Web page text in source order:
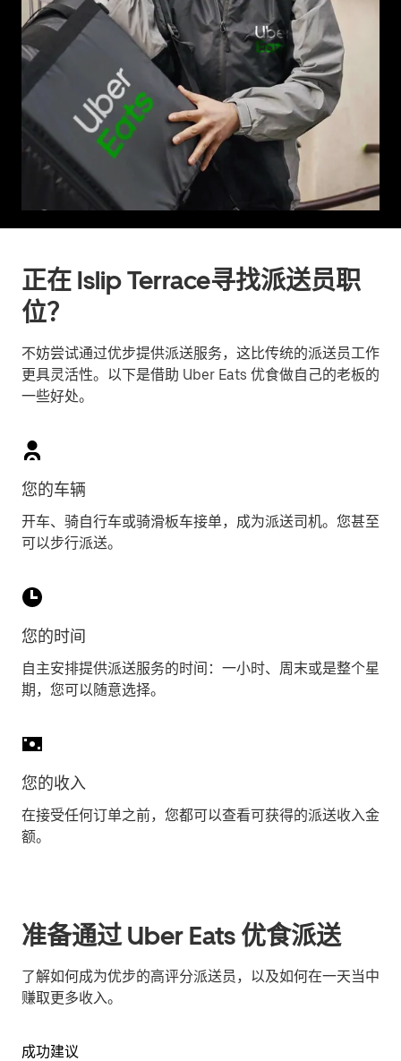
正在 Islip Terrace寻找派送员职
位？
不妨尝试通过优步提供派送服务，这比传统的派送员工作
更具灵活性。以下是借助 Uber Eats 优食做自己的老板的
一些好处。
您的车辆
开车、骑自行车或骑滑板车接单，成为派送司机。您甚至
可以步行派送。
您的时间
自主安排提供派送服务的时间：一小时、周末或是整个星
期，您可以随意选择。
您的收入
在接受任何订单之前，您都可以查看可获得的派送收入金
额。
准备通过 Uber Eats 优食派送
了解如何成为优步的高评分派送员，以及如何在一天当中
赚取更多收入。
成功建议